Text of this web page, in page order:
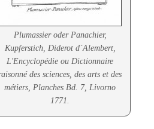
Plumassier oder Panachier,
Kupferstich, Diderot d´Alembert,
L'Encyclopédie ou Dictionnaire
des sciences, des arts et des
métiers, Planches Bd. 7, Livorno
1771.